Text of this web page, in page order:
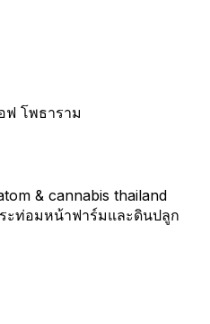
ฟ โพธาราม
& cannabis thailand
ะท่อมหน้าฟาร์มและดินปลูก